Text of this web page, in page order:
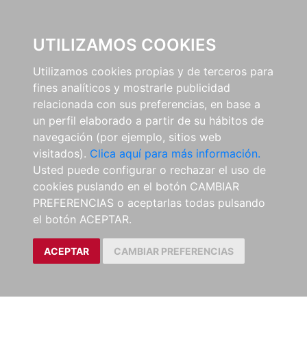
UTILIZAMOS COOKIES
Utilizamos cookies propias y de terceros para
fines analíticos y mostrarle publicidad
relacionada con sus preferencias, en base a
un perfil elaborado a partir de su hábitos de
navegación (por ejemplo, sitios web
visitados). Clica aquí para más información.
Usted puede configurar o rechazar el uso de
cookies puslando en el botón CAMBIAR
PREFERENCIAS o aceptarlas todas pulsando
el botón ACEPTAR.
ACEPTAR CAMBIAR PREFERENCIAS